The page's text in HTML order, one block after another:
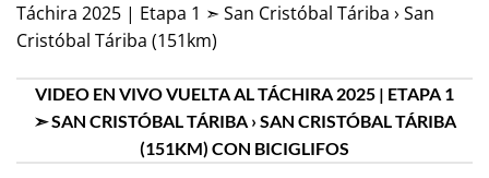
Táchira 2025 | Etapa 1 ➣ San Cristóbal Táriba › San
Cristóbal Táriba (151km)
VIDEO EN VIVO VUELTA AL TÁCHIRA 2025 | ETAPA 1
➣ SAN CRISTÓBAL TÁRIBA › SAN CRISTÓBAL TÁRIBA
(151KM) CON BICIGLIFOS